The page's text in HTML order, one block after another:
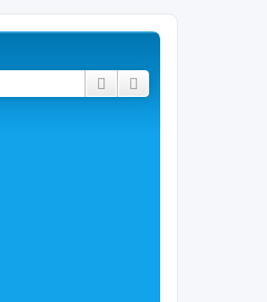
Rechercher